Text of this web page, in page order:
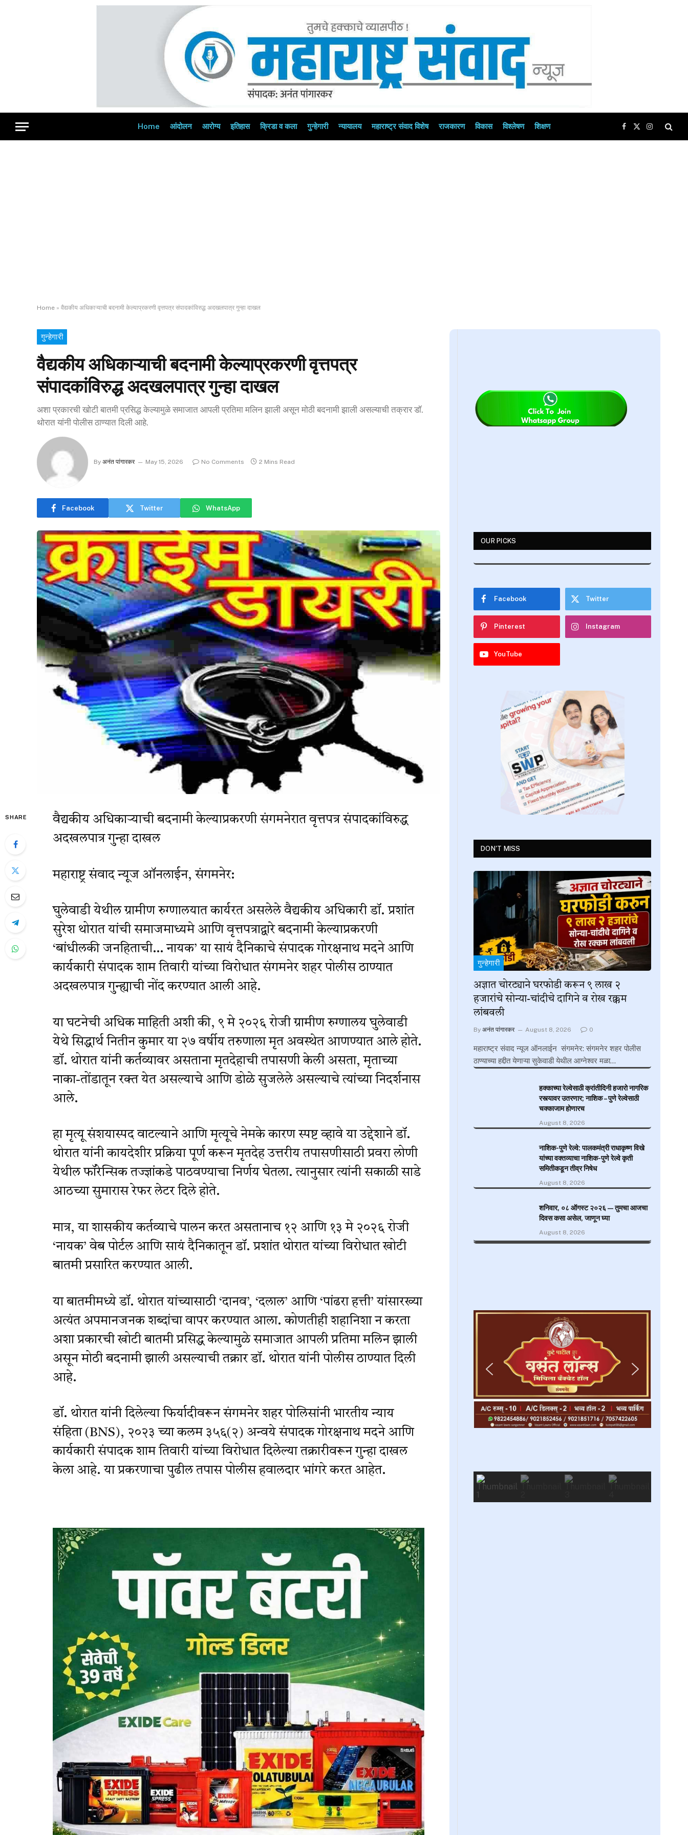
Home आंदोलन आरोग्य इतिहास क्रिडा व कला गुन्हेगारी न्यायालय महाराष्ट्र संवाद विशेष राजकारण विकास विश्लेषण शिक्षण
Facebook
X
(Twitter)
Instagram
Home » वैद्यकीय अधिकाऱ्याची बदनामी केल्याप्रकरणी वृत्तपत्र संपादकांविरुद्ध अदखलपात्र गुन्हा दाखल
गुन्हेगारी
वैद्यकीय अधिकाऱ्याची बदनामी केल्याप्रकरणी वृत्तपत्र
संपादकांविरुद्ध अदखलपात्र गुन्हा दाखल
अशा प्रकारची खोटी बातमी प्रसिद्ध केल्यामुळे समाजात आपली प्रतिमा मलिन झाली असून मोठी बदनामी झाली असल्याची तक्रार डॉ.
थोरात यांनी पोलीस ठाण्यात दिली आहे.
By अनंत पांगारकर May 15, 2026 No Comments 2 Mins Read
Facebook Twitter WhatsApp
SHARE
वैद्यकीय अधिकाऱ्याची बदनामी केल्याप्रकरणी संगमनेरात वृत्तपत्र संपादकांविरुद्ध
अदखलपात्र गुन्हा दाखल
महाराष्ट्र संवाद न्यूज ऑनलाईन, संगमनेर:
घुलेवाडी येथील ग्रामीण रुग्णालयात कार्यरत असलेले वैद्यकीय अधिकारी डॉ. प्रशांत
सुरेश थोरात यांची समाजमाध्यमे आणि वृत्तपत्राद्वारे बदनामी केल्याप्रकरणी
‘बांधीलकी जनहिताची… नायक’ या सायं दैनिकाचे संपादक गोरक्षनाथ मदने आणि
कार्यकारी संपादक शाम तिवारी यांच्या विरोधात संगमनेर शहर पोलीस ठाण्यात
अदखलपात्र गुन्ह्याची नोंद करण्यात आली आहे.
या घटनेची अधिक माहिती अशी की, ९ मे २०२६ रोजी ग्रामीण रुग्णालय घुलेवाडी
येथे सिद्धार्थ नितीन कुमार या २७ वर्षीय तरुणाला मृत अवस्थेत आणण्यात आले होते.
डॉ. थोरात यांनी कर्तव्यावर असताना मृतदेहाची तपासणी केली असता, मृताच्या
नाका-तोंडातून रक्त येत असल्याचे आणि डोळे सुजलेले असल्याचे त्यांच्या निदर्शनास
आले.
हा मृत्यू संशयास्पद वाटल्याने आणि मृत्यूचे नेमके कारण स्पष्ट व्हावे या उद्देशाने डॉ.
थोरात यांनी कायदेशीर प्रक्रिया पूर्ण करून मृतदेह उत्तरीय तपासणीसाठी प्रवरा लोणी
येथील फॉरेन्सिक तज्ज्ञांकडे पाठवण्याचा निर्णय घेतला. त्यानुसार त्यांनी सकाळी साडे
आठच्या सुमारास रेफर लेटर दिले होते.
मात्र, या शासकीय कर्तव्याचे पालन करत असतानाच १२ आणि १३ मे २०२६ रोजी
‘नायक’ वेब पोर्टल आणि सायं दैनिकातून डॉ. प्रशांत थोरात यांच्या विरोधात खोटी
बातमी प्रसारित करण्यात आली.
या बातमीमध्ये डॉ. थोरात यांच्यासाठी ‘दानव’, ‘दलाल’ आणि ‘पांढरा हत्ती’ यांसारख्या
अत्यंत अपमानजनक शब्दांचा वापर करण्यात आला. कोणतीही शहानिशा न करता
अशा प्रकारची खोटी बातमी प्रसिद्ध केल्यामुळे समाजात आपली प्रतिमा मलिन झाली
असून मोठी बदनामी झाली असल्याची तक्रार डॉ. थोरात यांनी पोलीस ठाण्यात दिली
आहे.
डॉ. थोरात यांनी दिलेल्या फिर्यादीवरून संगमनेर शहर पोलिसांनी भारतीय न्याय
संहिता (BNS), २०२३ च्या कलम ३५६(२) अन्वये संपादक गोरक्षनाथ मदने आणि
कार्यकारी संपादक शाम तिवारी यांच्या विरोधात दिलेल्या तक्रारीवरून गुन्हा दाखल
केला आहे. या प्रकरणाचा पुढील तपास पोलीस हवालदार भांगरे करत आहेत.
OUR PICKS
Facebook Twitter
Pinterest Instagram
YouTube
DON'T MISS
गुन्हेगारी
अज्ञात चोरट्याने घरफोडी करून ९ लाख २
हजारांचे सोन्या-चांदीचे दागिने व रोख रक्कम
लांबवली
By अनंत पांगारकर August 8, 2026 0
महाराष्ट्र संवाद न्यूज ऑनलाईन संगमनेर: संगमनेर शहर पोलीस
ठाण्याच्या हद्दीत येणाऱ्या सुकेवाडी येथील आग्नेश्वर मळा…
हक्काच्या रेल्वेसाठी क्रांतीदिनी हजारो नागरिक
रस्त्यावर उतरणार; नाशिक – पुणे रेल्वेसाठी
चक्काजाम होणारच
August 8, 2026
नाशिक-पुणे रेल्वे: पालकमंत्री राधाकृष्ण विखे
यांच्या वक्तव्याचा नाशिक-पुणे रेल्वे कृती
समितीकडून तीव्र निषेध
August 8, 2026
शनिवार, ०८ ऑगस्ट २०२६ — तुमचा आजचा
दिवस कसा असेल, जाणून घ्या
August 8, 2026